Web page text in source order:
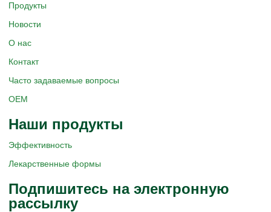
Продукты
Новости
О нас
Контакт
Часто задаваемые вопросы
OEM
Наши продукты
Эффективность
Лекарственные формы
Подпишитесь на электронную
рассылку